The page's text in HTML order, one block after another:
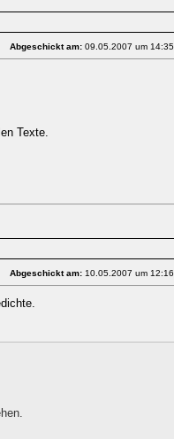
Abgeschickt am: 09.05.2007 um
Texte.
Abgeschickt am: 10.05.2007 um